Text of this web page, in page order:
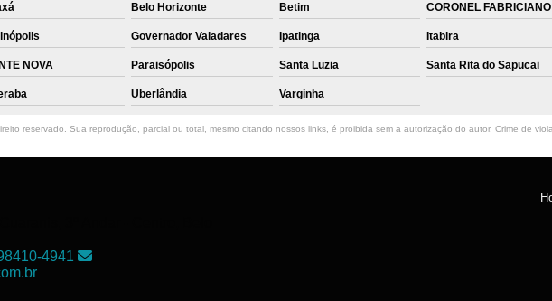
Belo Horizonte Betim CORONEL FABRICIANO
Governador Valadares Ipatinga Itabira
NOVA Paraisópolis Santa Luzia Santa Rita do Sapucai
Uberlândia Varginha
reservado. Sua reprodução, parcial ou total, mesmo citando nossos links, é proibida sem a autorização do autor. Crime de
4941